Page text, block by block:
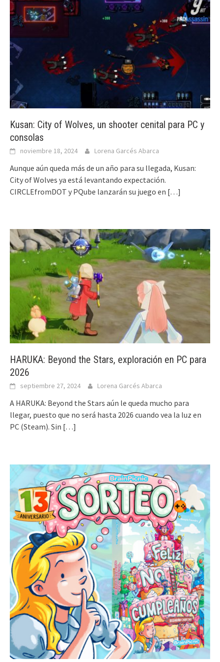
Kusan: City of Wolves, un shooter cenital para PC y
consolas
noviembre 18, 2024 Lorena Garcés Abarca
Aunque aún queda más de un año para su llegada, Kusan:
City of Wolves ya está levantando expectación.
CIRCLEfromDOT y PQube lanzarán su juego en […]
HARUKA: Beyond the Stars, exploración en PC para
2026
septiembre 27, 2024 Lorena Garcés Abarca
A HARUKA: Beyond the Stars aún le queda mucho para
llegar, puesto que no será hasta 2026 cuando vea la luz en
PC (Steam). Sin […]